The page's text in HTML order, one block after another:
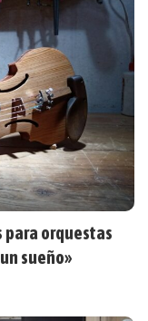
para orquestas
sueño»